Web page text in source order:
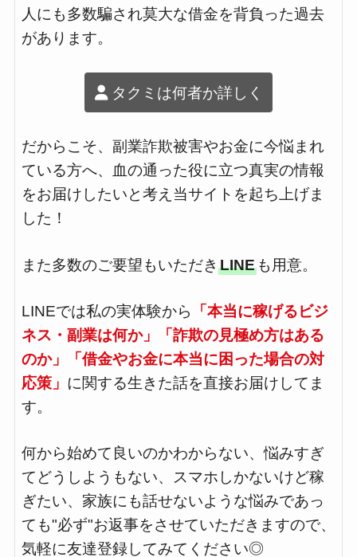
人にも多数騙され莫大な借金を背負った過去
があります。
タクミは何者か詳しく
だからこそ、副業詐欺被害やお金に今悩まれ
ている方へ、血の通った役に立つ真実の情報
をお届けしたいと考え当サイトを起ち上げま
した！
また多数のご要望もいただき LINEも用意。
LINEでは私の実体験から
「本当に稼げるビジ
ネス・副業は何か」「詐欺の見極め方はある
のか」「借金やお金に本当に困った場合の対
応策」 に関する生きた話を直接お届けしてま
す。
何から始めて良いのかわからない、悩みすぎ
てどうしようもない、スマホしかないけど稼
ぎたい、家族にも話せないような悩みであっ
ても"必ず"お返事をさせていただきますので、
気軽に友達登録してみてください◎